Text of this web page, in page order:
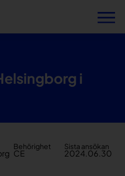
i
Behörighet
CE
Sista ansökan
2024.06.30